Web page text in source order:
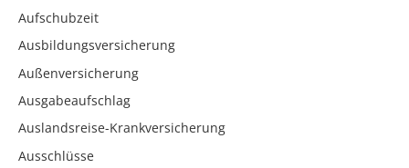
Aufschubzeit
Ausbildungsversicherung
Außenversicherung
Ausgabeaufschlag
Auslandsreise-Krankversicherung
Ausschlüsse